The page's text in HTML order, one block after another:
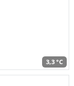
3,3 °C